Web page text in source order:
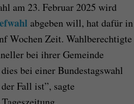
am 23. Februar 2025 wird
abgeben will, hat dafür in
Wochen Zeit. Wahlberechtigte
bei ihrer Gemeinde
bei einer Bundestagswahl
Fall ist”, sagte